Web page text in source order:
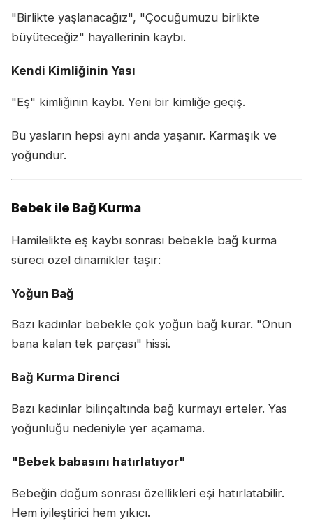
"Birlikte yaşlanacağız", "Çocuğumuzu birlikte
büyüteceğiz" hayallerinin kaybı.
Kendi Kimliğinin Yası
"Eş" kimliğinin kaybı. Yeni bir kimliğe geçiş.
Bu yasların hepsi aynı anda yaşanır. Karmaşık ve
yoğundur.
Bebek ile Bağ Kurma
Hamilelikte eş kaybı sonrası bebekle bağ kurma
süreci özel dinamikler taşır:
Yoğun Bağ
Bazı kadınlar bebekle çok yoğun bağ kurar. "Onun
bana kalan tek parçası" hissi.
Bağ Kurma Direnci
Bazı kadınlar bilinçaltında bağ kurmayı erteler. Yas
yoğunluğu nedeniyle yer açamama.
"Bebek babasını hatırlatıyor"
Bebeğin doğum sonrası özellikleri eşi hatırlatabilir.
Hem iyileştirici hem yıkıcı.